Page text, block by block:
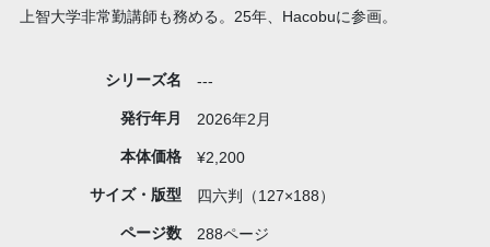
上智大学非常勤講師も務める。25年、Hacobuに参画。
シリーズ名 ---
発行年月 2026年2月
本体価格 ¥2,200
サイズ・版型 四六判（127×188）
ページ数 288ページ